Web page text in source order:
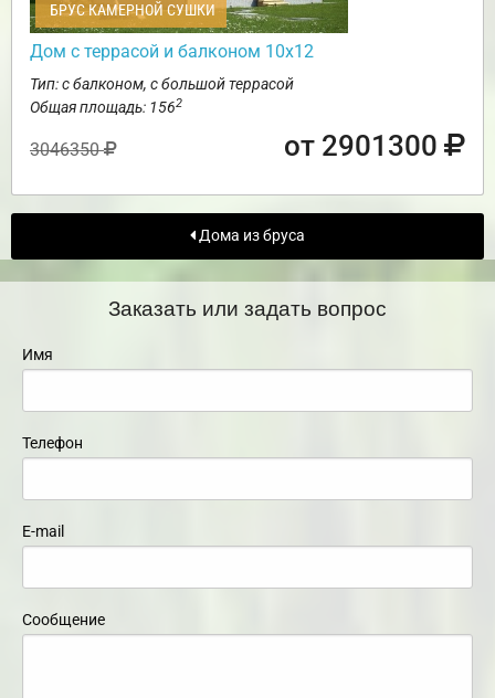
БРУС КАМЕРНОЙ СУШКИ
Дом с террасой и балконом 10х12
Тип: с балконом, с большой террасой
Общая площадь: 1562
3046350 от 2901300
Дома из бруса
Заказать или задать вопрос
Имя
Телефон
E-mail
Сообщение